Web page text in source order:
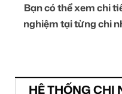
Bạn có thể xem chi
nghiệm tại từng chi
HỆ THỐNG CHI